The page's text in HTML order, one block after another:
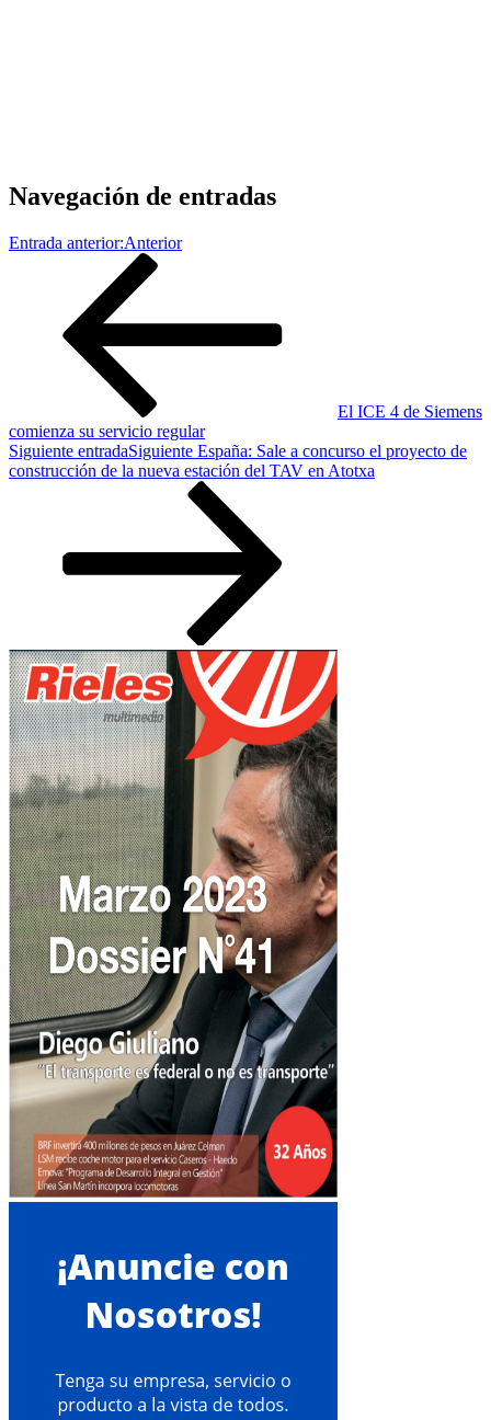
Navegación de entradas
Entrada anterior:Anterior
El ICE 4 de Siemens
comienza su servicio regular
Siguiente entradaSiguiente España: Sale a concurso el proyecto de
construcción de la nueva estación del TAV en Atotxa